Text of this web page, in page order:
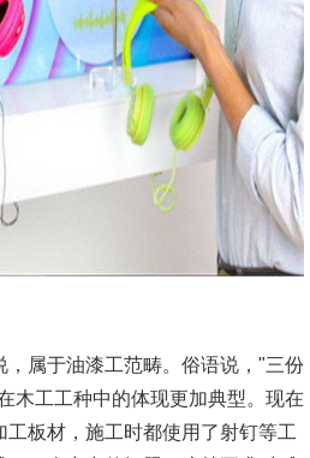
属于油漆工范畴。俗语说，"三份
木工工种中的体现更加典型。现在
板材，施工时都使用了射钉等工